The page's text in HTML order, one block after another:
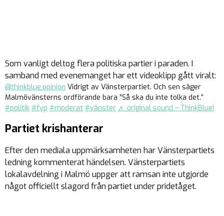
Som vanligt deltog flera politiska partier i paraden. I
samband med evenemanget har ett videoklipp gått viralt:
@thinkblue.opinion Vidrigt av Vänsterpartiet. Och sen säger
Malmövänsterns ordförande bara ”Så ska du inte tolka det.”
#politik #fyp #moderat #vänster ♬ original sound – ThinkBlue!
Partiet krishanterar
Efter den mediala uppmärksamheten har Vänsterpartiets
ledning kommenterat händelsen. Vänsterpartiets
lokalavdelning i Malmö uppger att ramsan inte utgjorde
något officiellt slagord från partiet under pridetåget.